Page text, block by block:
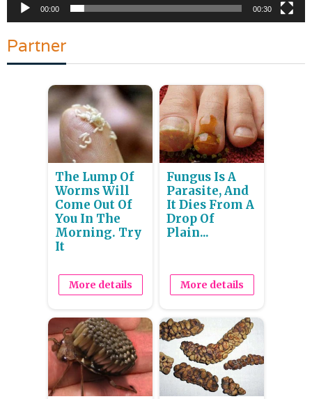
00:00 00:30
Partner
The Lump Of
Worms Will
Come Out Of
You In The
Morning. Try
It
More details
Fungus Is A
Parasite, And
It Dies From A
Drop Of
Plain...
More details